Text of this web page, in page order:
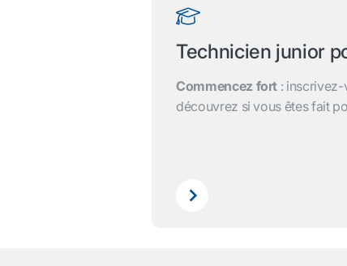
Technicien junior
Commencez fort : inscrivez-
découvrez si vous êtes fait